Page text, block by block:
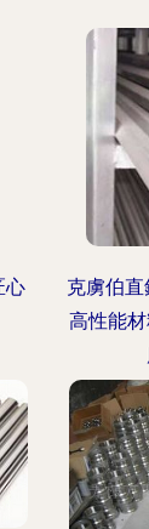
心
克虜伯直
高性能